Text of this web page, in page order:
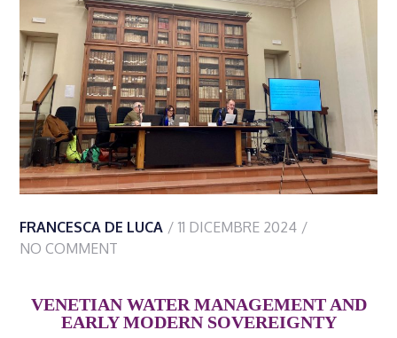
FRANCESCA DE LUCA
11 DICEMBRE 2024
NO COMMENT
VENETIAN WATER MANAGEMENT AND
EARLY MODERN SOVEREIGNTY